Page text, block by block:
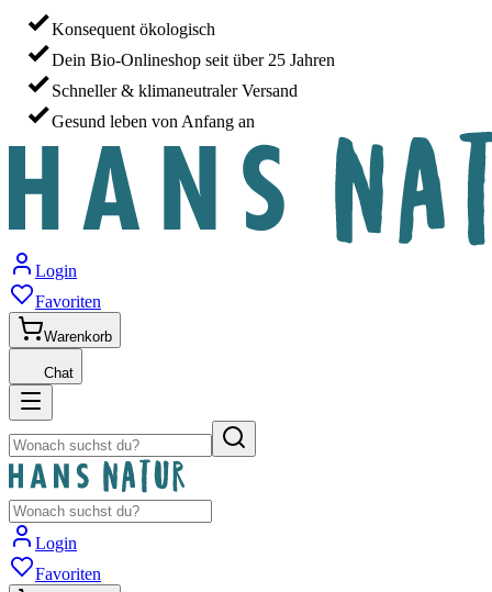
Konsequent ökologisch
Dein Bio-Onlineshop seit über 25 Jahren
Schneller & klimaneutraler Versand
Gesund leben von Anfang an
Login
Favoriten
Warenkorb
Chat
Login
Favoriten